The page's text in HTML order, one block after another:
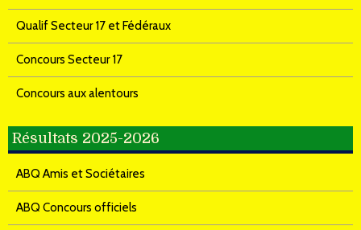
Qualif Secteur 17 et Fédéraux
Concours Secteur 17
Concours aux alentours
Résultats 2025-2026
ABQ Amis et Sociétaires
ABQ Concours officiels